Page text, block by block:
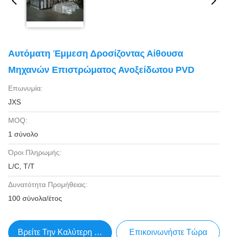
Αυτόματη Έμμεση Δροσίζοντας Αίθουσα
Μηχανών Επιστρώματος Ανοξείδωτου PVD
Επωνυμία:
JXS
MOQ:
1 σύνολο
Όροι Πληρωμής:
L/C, T/T
Δυνατότητα Προμήθειας:
100 σύνολα/έτος
Βρείτε Την Καλύτερη Τιμή Επικοινωνήστε Τώρα